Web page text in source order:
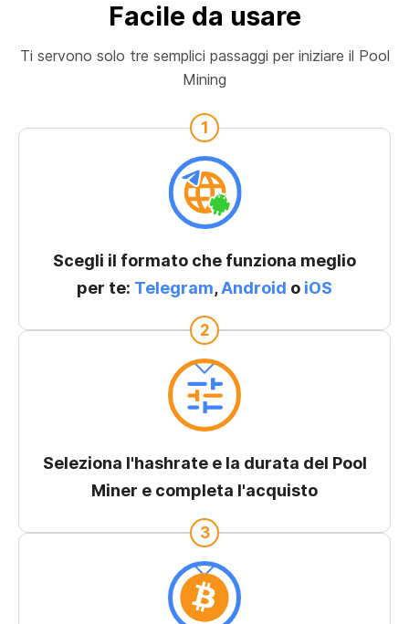
Facile da usare
Ti servono solo tre semplici passaggi per iniziare il Pool
Mining
1
Scegli il formato che funziona meglio
per te: Telegram,Android o iOS
2
Seleziona l'hashrate e la durata del Pool
Miner e completa l'acquisto
3